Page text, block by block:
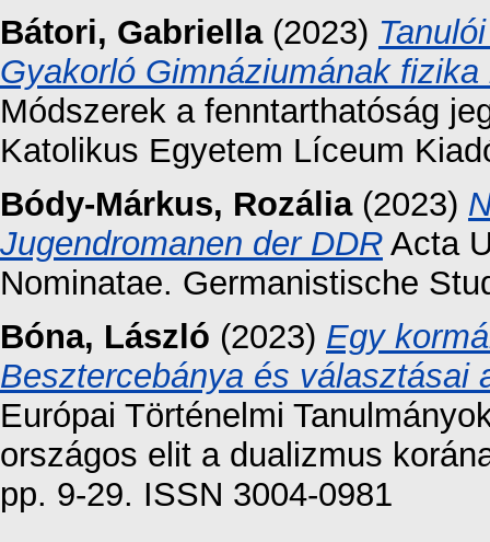
Bátori, Gabriella(2023)
Gyakorló Gimnáziumának
Módszerek a fenntarthatóság
Katolikus Egyetem Líceum
Bódy-Márkus, Rozália(2023)
Jugendromanen der DDR Acta
Nominatae. Germanistische
Bóna, László (2023) Egy
Besztercebánya és választásai
Európai Történelmi
országos elit a dualizmus
pp. 9-29. ISSN 3004-0981